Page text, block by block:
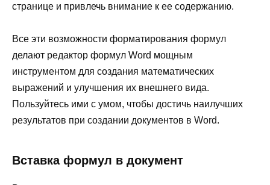
странице и привлечь внимание к ее содержанию.
Все эти возможности форматирования формул
делают редактор формул Word мощным
инструментом для создания математических
выражений и улучшения их внешнего вида.
Пользуйтесь ими с умом, чтобы достичь наилучших
результатов при создании документов в Word.
Вставка формул в документ